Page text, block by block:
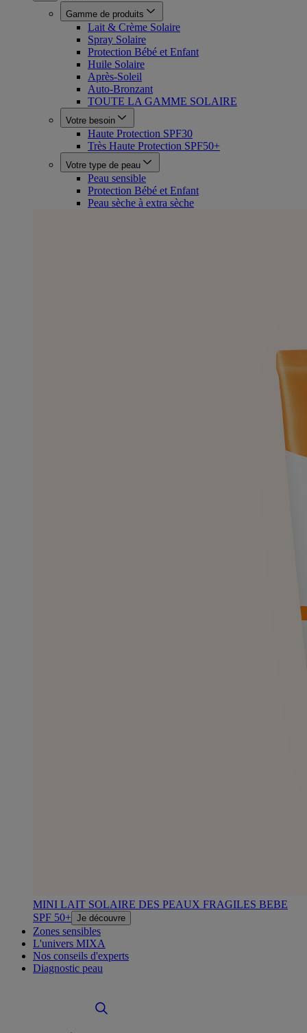
Gamme de produits
Lait & Crème Solaire
Spray Solaire
Protection Bébé et Enfant
Huile Solaire
Après-Soleil
Auto-Bronzant
TOUTE LA GAMME SOLAIRE
Votre besoin
Haute Protection SPF30
Très Haute Protection SPF50+
Votre type de peau
Peau sensible
Protection Bébé et Enfant
Peau sèche à extra sèche
MINI LAIT SOLAIRE DES PEAUX FRAGILES BEBE
SPF 50+ Je découvre
Zones sensibles
L'univers MIXA
Nos conseils d'experts
Diagnostic peau